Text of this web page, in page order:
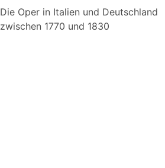
Die Oper in Italien und Deutschland
zwischen 1770 und 1830